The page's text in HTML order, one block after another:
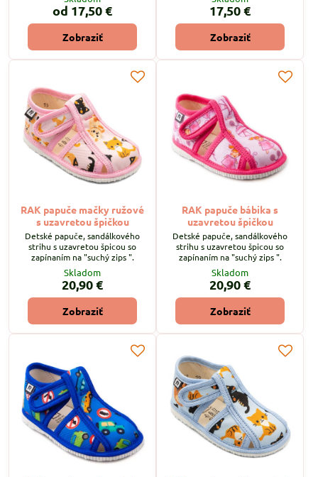
od 17,50 €
Zobraziť
17,50 €
Zobraziť
RAK papuče mačky ružové
s uzavretou špičkou
Detské papuče, sandálkového
strihu s uzavretou špicou so
zapínaním na "suchý zips ".
Skladom
20,90 €
Zobraziť
RAK papuče bábika s
uzavretou špičkou
Detské papuče, sandálkového
strihu s uzavretou špicou so
zapínaním na "suchý zips ".
Skladom
20,90 €
Zobraziť